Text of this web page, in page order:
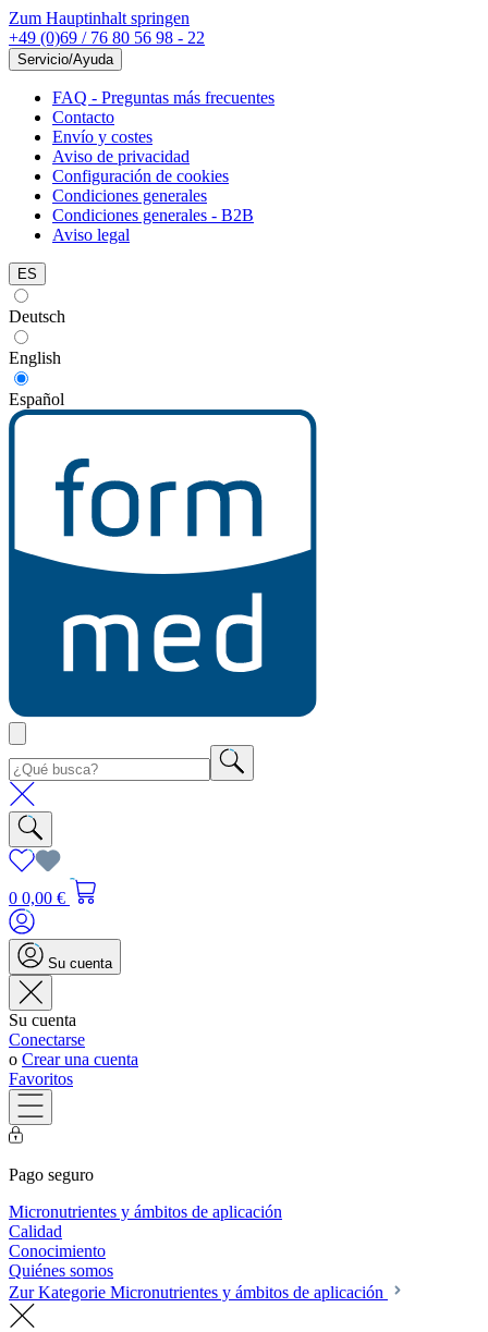
Zum Hauptinhalt springen
+49 (0)69 / 76 80 56 98 - 22
Servicio/Ayuda
FAQ - Preguntas más frecuentes
Contacto
Envío y costes
Aviso de privacidad
Configuración de cookies
Condiciones generales
Condiciones generales - B2B
Aviso legal
ES
Deutsch
English
Español
0 0,00 €
Su cuenta
Su cuenta
Conectarse
o Crear una cuenta
Favoritos
Pago seguro
Micronutrientes y ámbitos de aplicación
Calidad
Conocimiento
Quiénes somos
Zur Kategorie Micronutrientes y ámbitos de aplicación